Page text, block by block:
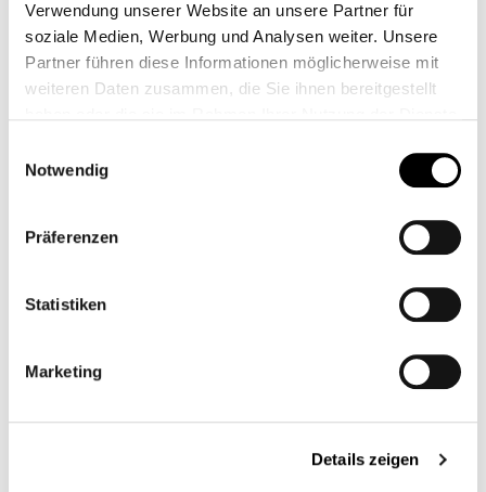
Verwendung unserer Website an unsere Partner für
soziale Medien, Werbung und Analysen weiter. Unsere
Partner führen diese Informationen möglicherweise mit
weiteren Daten zusammen, die Sie ihnen bereitgestellt
Notwendig
Präferenzen
Statistiken
Marketing
Details zeigen
Routenplaner